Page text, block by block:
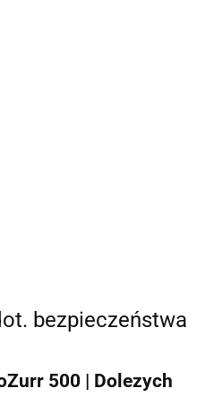
bezpieczeństwa
500 | Dolezych